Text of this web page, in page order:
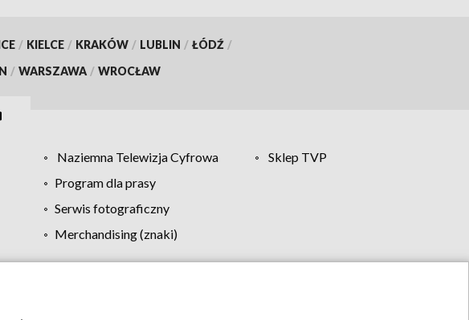
/ KIELCE / KRAKÓW / LUBLIN / ŁÓDŹ /
/ WARSZAWA / WROCŁAW
Naziemna Telewizja Cyfrowa
Sklep TVP
Program dla prasy
Serwis fotograficzny
Merchandising (znaki)